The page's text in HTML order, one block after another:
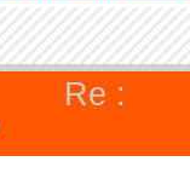
Re :